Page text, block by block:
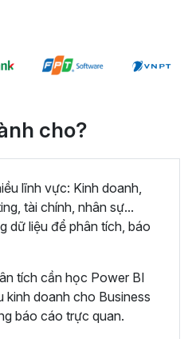
cho?
lĩnh vực: Kinh doanh,
tài chính, nhân sự...
dữ liệu để phân tích, báo
tích cần học Power BI
kinh doanh cho Business
báo cáo trực quan.